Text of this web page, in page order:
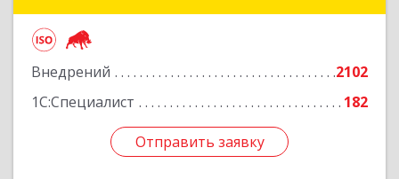
Внедрений
2102
1С:Специалист
182
Отправить заявку
Подробнее
Отправить заявку